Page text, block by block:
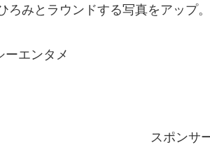
ろみとラウンドする写真をアップ
ーエンタメ
スポンサ